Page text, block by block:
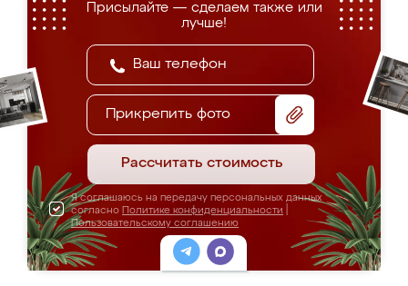
Присылайте — сделаем также или
лучше!
Прикрепить фото
Рассчитать стоимость
Я соглашаюсь на передачу персональных данных
согласно Политике конфиденциальности
Пользовательскому соглашению